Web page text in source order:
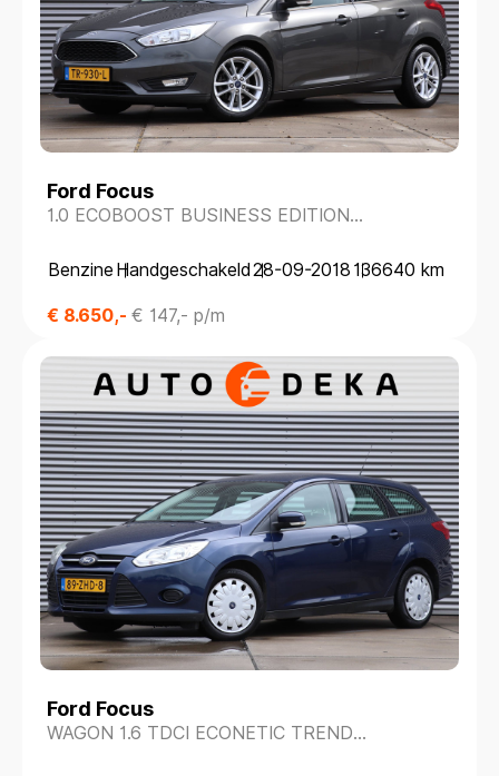
Ford Focus
1.0 ECOBOOST BUSINESS EDITION
Benzine Handgeschakeld28-09-2018 136640 km
€ 8.650,- € 147,- p/m
Ford Focus
WAGON 1.6 TDCI ECONETIC TREND